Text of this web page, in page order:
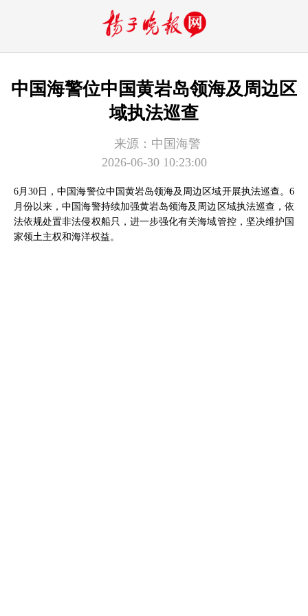
中国海警位中国黄岩岛领海及周边区
域执法巡查
来源： ​中国海警
2026-06-30 10:23:00
6月30日，中国海警位中国黄岩岛领海及周边区域开展执法巡查。6
月份以来，中国海警持续加强黄岩岛领海及周边区域执法巡查，依
法依规处置非法侵权船只，进一步强化有关海域管控，坚决维护国
家领土主权和海洋权益。